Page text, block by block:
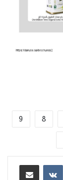
8
9
مشاركة عبر البريد